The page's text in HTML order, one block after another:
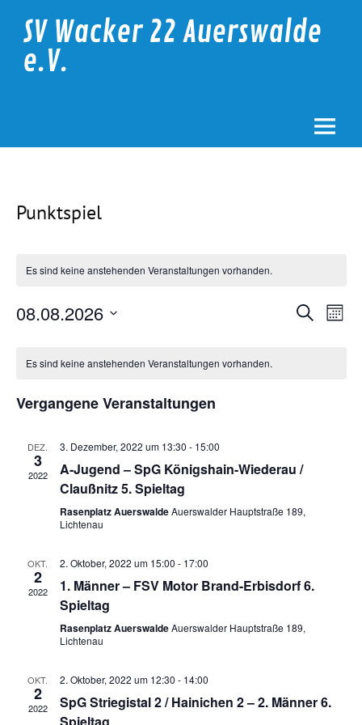
contentSV Wacker 22 Auerswalde
e.V.
Punktspiel
Es sind keine anstehenden Veranstaltungen vorhanden.
Suche
SucheMonat
08.08.2026
von
Veranstaltungen
Es sind keine anstehenden Veranstaltungen vorhanden.
Vergangene Veranstaltungen
DEZ.
3
2022
3. Dezember, 2022 um 13:30 - 15:00
A-Jugend – SpG Königshain-Wiederau /
Claußnitz 5. Spieltag
Rasenplatz AuerswaldeAuerswalder Hauptstraße 189,
Lichtenau
OKT.
2
2022
2. Oktober, 2022 um 15:00 - 17:00
1. Männer – FSV Motor Brand-Erbisdorf 6.
Spieltag
Rasenplatz AuerswaldeAuerswalder Hauptstraße 189,
Lichtenau
OKT.
2
2022
2. Oktober, 2022 um 12:30 - 14:00
SpG Striegistal 2 / Hainichen 2 – 2. Männer 6.